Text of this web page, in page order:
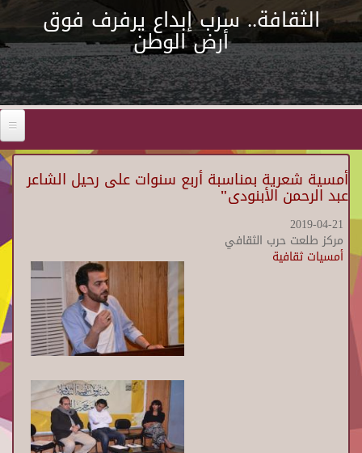
الثقافة.. سرب إبداع يرفرف فوق
أرض الوطن
أمسية شعرية بمناسبة أربع سنوات على رحيل الشاعر
عبد الرحمن الأبنودى"
2019-04-21
مركز طلعت حرب الثقافي
أمسيات ثقافية